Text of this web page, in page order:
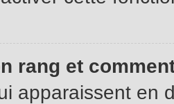
rang et
apparaissent en